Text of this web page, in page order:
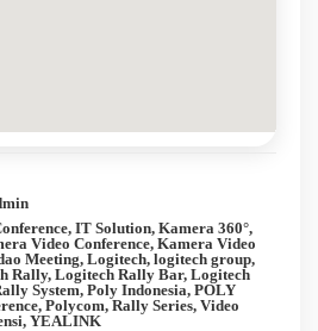
, IT Solution, Kamera 360°,
Video Conference, Kamera Video
Meeting, Logitech, logitech group,
Rally, Logitech Rally Bar, Logitech
System, Poly Indonesia, POLY
,Polycom,Rally Series, Video
, YEALINK